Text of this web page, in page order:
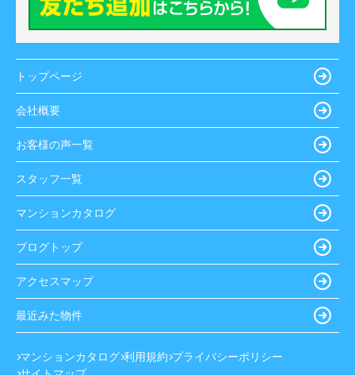
トップページ
会社概要
お客様の声一覧
スタッフ一覧
マンションカタログ
ブログトップ
アクセスマップ
最近みた物件
マンションカタログ 利用規約 プライバシーポリシー